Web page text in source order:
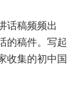
话稿频频出
的稿件。写起
收集的初中国